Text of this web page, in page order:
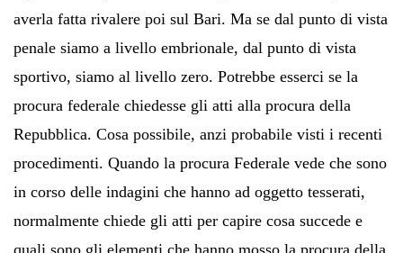
averla fatta rivalere poi sul Bari. Ma se dal punto di vista
penale siamo a livello embrionale, dal punto di vista
sportivo, siamo al livello zero. Potrebbe esserci se la
procura federale chiedesse gli atti alla procura della
Repubblica. Cosa possibile, anzi probabile visti i recenti
procedimenti. Quando la procura Federale vede che sono
in corso delle indagini che hanno ad oggetto tesserati,
normalmente chiede gli atti per capire cosa succede e
quali sono gli elementi che hanno mosso la procura della